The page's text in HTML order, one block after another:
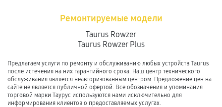
Ремонтируемые модели
Taurus Rowzer
Taurus Rowzer Plus
Предлагаем услуги по ремонту и обслуживанию любых устройств Taurus
после истечения на них гарантийного срока. Наш центр технического
обслуживания является неавторизованным центром. Предложение цен на
сайте не является публичной офертой. Все обозначения и упоминания
торговой марки Таурус используются нами исключительно для
информирования клиентов о предоставляемых услугах.